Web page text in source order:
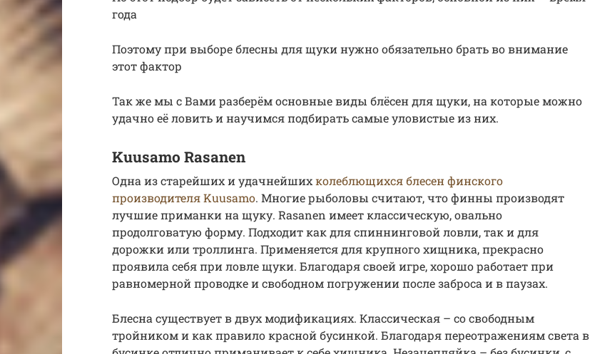
года
Поэтому при выборе блесны для щуки нужно обязательно брать во внимание
этот фактор
Так же мы с Вами разберём основные виды блёсен для щуки, на которые можно
удачно её ловить и научимся подбирать самые уловистые из них.
Kuusamo Rasanen
Одна из старейших и удачнейшихколеблющихся блесен финского
производителя Kuusamo. Многие рыболовы считают, что финны производят
лучшие приманки на щуку. Rasanen имеет классическую, овально
продолговатую форму. Подходит как для спиннинговой ловли, так и для
дорожки или троллинга. Применяется для крупного хищника, прекрасно
проявила себя при ловле щуки. Благодаря своей игре, хорошо работает при
равномерной проводке и свободном погружении после заброса и в паузах.
Блесна существует в двух модификациях. Классическая – со свободным
тройником и как правило красной бусинкой. Благодаря переотражениям света в